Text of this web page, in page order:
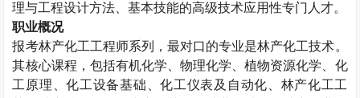
理与工程设计方法、基本技能的高级技术应用性专门人才。
职业概况
报考林产化工工程师系列，最对口的专业是林产化工技术。
其核心课程，包括有机化学、物理化学、植物资源化学、化
工原理、化工设备基础、化工仪表及自动化、林产化工工